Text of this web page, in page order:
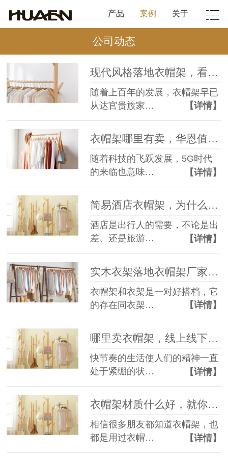
产品 案例 关于
公司动态
现代风格落地衣帽架，看看大家怎么选！--华恩衣架
随着上百年的发展，衣帽架早已
从达官贵族家…
【详情】
衣帽架哪里有卖，华恩值得来看一看!--华恩衣架
随着科技的飞跃发展，5G时代
的来临也意味…
【详情】
简易酒店衣帽架，为什么是酒店必选项？--华恩衣架
酒店是出行人的需要，不论是出
差、还是旅游…
【详情】
实木衣架落地衣帽架厂家，这家绝了！--华恩衣架
衣帽架和衣架是一对好搭档，它
的存在同衣架…
【详情】
哪里卖衣帽架，线上线下都不满意就来看看这家！--华恩衣架
快节奏的生活使人们的精神一直
处于紧绷的状…
【详情】
衣帽架材质什么好，就你还不知道！--华恩衣架
相信很多朋友都知道衣帽架，也
都是用过衣帽…
【详情】